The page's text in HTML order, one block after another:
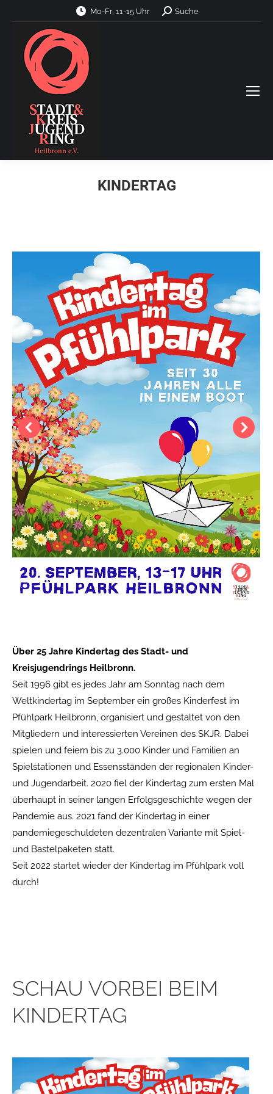
Mo-Fr, 11-15 Uhr Search:
Suche
KINDERTAG
Über 25 Jahre Kindertag des Stadt- und
Kreisjugendrings Heilbronn.
Seit 1996 gibt es jedes Jahr am Sonntag nach dem
Weltkindertag im September ein großes Kinderfest im
Pfühlpark Heilbronn, organisiert und gestaltet von den
Mitgliedern und interessierten Vereinen des SKJR. Dabei
spielen und feiern bis zu 3.000 Kinder und Familien an
Spielstationen und Essensständen der regionalen Kinder-
und Jugendarbeit. 2020 fiel der Kindertag zum ersten Mal
überhaupt in seiner langen Erfolgsgeschichte wegen der
Pandemie aus. 2021 fand der Kindertag in einer
pandemiegeschuldeten dezentralen Variante mit Spiel-
und Bastelpaketen statt.
Seit 2022 startet wieder der Kindertag im Pfühlpark voll
durch!
SCHAU VORBEI BEIM
KINDERTAG